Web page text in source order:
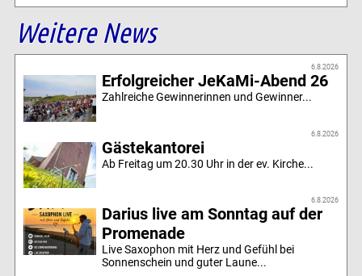
Weitere News
6.8.2026
Erfolgreicher JeKaMi-Abend 26
Zahlreiche Gewinnerinnen und Gewinner...
6.8.2026
Gästekantorei
Ab Freitag um 20.30 Uhr in der ev. Kirche...
6.8.2026
Darius live am Sonntag auf der
Promenade
Live Saxophon mit Herz und Gefühl bei
Sonnenschein und guter Laune...